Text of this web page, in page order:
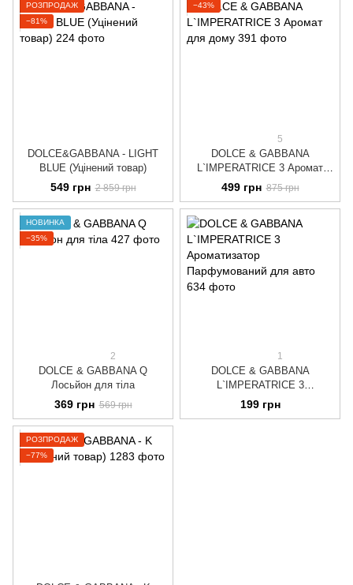
РОЗПРОДАЖ
−81%
DOLCE&GABBANA - LIGHT
BLUE (Уцінений товар)
549 грн 2 859 грн
−43%
5
DOLCE & GABBANA
L`IMPERATRICE 3 Аромат
для дому
499 грн 875 грн
НОВИНКА
−35%
2
DOLCE & GABBANA Q
Лосьйон для тіла
369 грн 569 грн
1
DOLCE & GABBANA
L`IMPERATRICE 3
Ароматизатор Парфумований
для авто
199 грн
РОЗПРОДАЖ
−77%